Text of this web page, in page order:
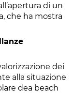
di un
che ha mostra
dei
alla situazione
dea beach